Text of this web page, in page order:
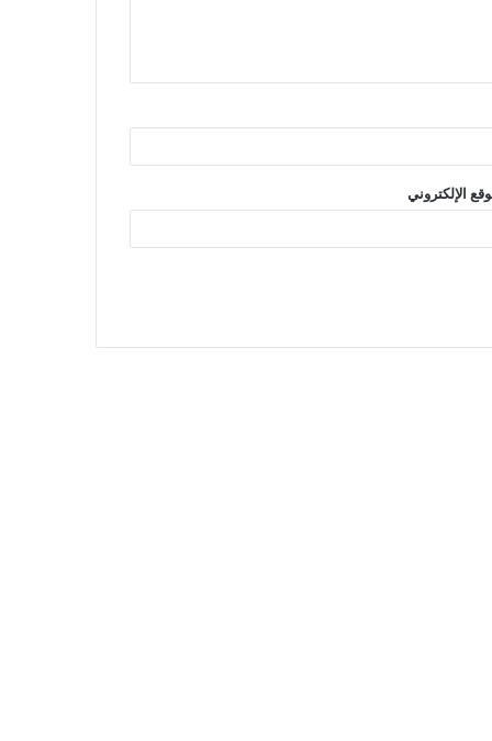
الإلكتروني